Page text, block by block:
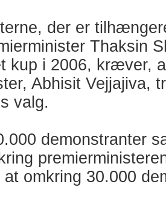
der er
Thaksin
kup i 2006, kræver,
Abhisit Vejjajiva,
valg.
demonstranter
at omkring 30.000